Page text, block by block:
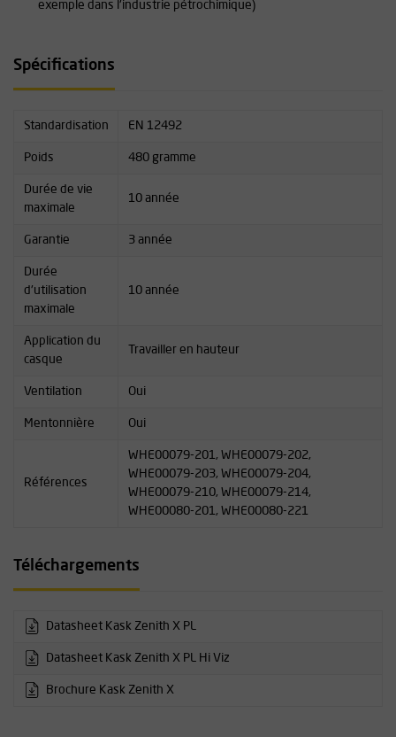
exemple dans l'industrie pétrochimique)
Spécifications
Standardisation EN 12492
Poids 480 gramme
Durée de vie
maximale
10 année
Garantie 3 année
Durée
d'utilisation
maximale
10 année
Application du
casque
Travailler en hauteur
Ventilation Oui
Mentonnière Oui
Références
WHE00079-201, WHE00079-202,
WHE00079-203, WHE00079-204,
WHE00079-210, WHE00079-214,
WHE00080-201, WHE00080-221
Téléchargements
Datasheet Kask Zenith X PL
Datasheet Kask Zenith X PL Hi Viz
Brochure Kask Zenith X